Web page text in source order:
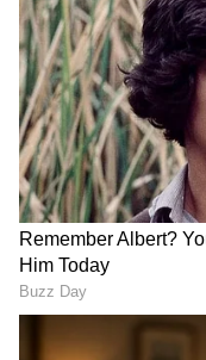
ಇದರ ಜೊತೆಗೆ ಜನನ
ಪ್ರಮಾಣ ಪತ್ರ,
RECOMMENDED